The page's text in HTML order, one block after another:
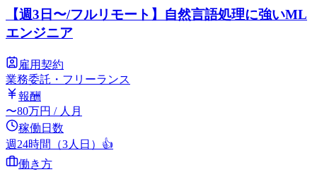
【週3日〜/フルリモート】自然言語処理に強いML
エンジニア
雇用契約
業務委託・フリーランス
報酬
〜80万円 / 人月
稼働日数
週24時間（3人日） 👍
働き方